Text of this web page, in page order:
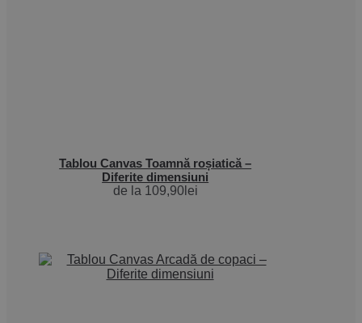
Tablou Canvas Toamnă roșiatică –
Diferite dimensiuni
de la 109,90 lei